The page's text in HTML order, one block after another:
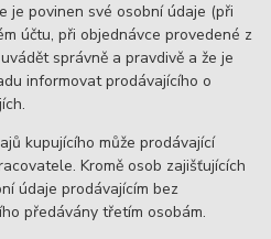
je povinen své osobní údaje (při
účtu, při objednávce provedené z
správně a pravdivě a že je
informovat prodávajícího o
kupujícího může prodávající
Kromě osob zajišťujících
údaje prodávajícím bez
předávány třetím osobám.